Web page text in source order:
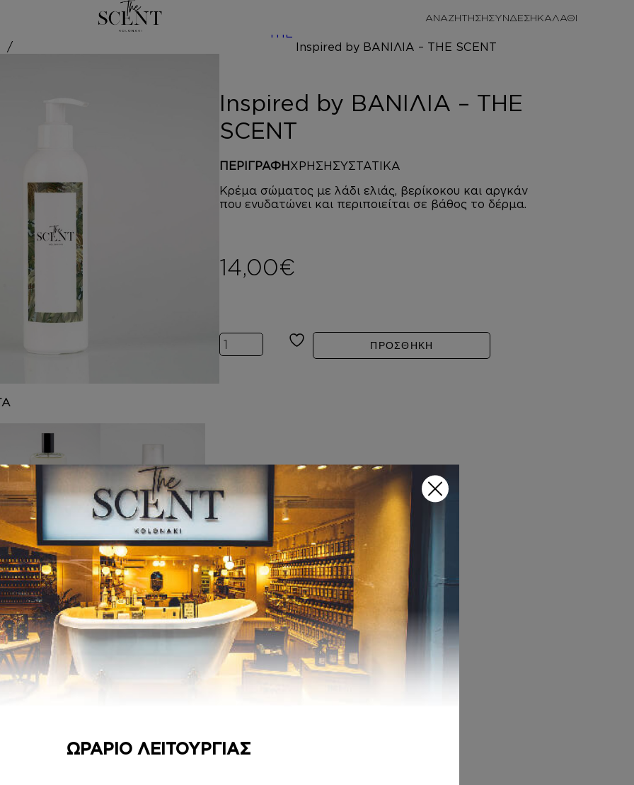
ΑΝΑΖΗΤΗΣΗΣΥΝΔΕΣΗ
ΚΡΕΜΑ ΣΩΜΑΤΟΣ ΜΕ argan
THE
– THE SCENT
Inspired by ΒΑΝΙΛΙΑ – THE
SCENT
ΠΕΡΙΓΡΑΦΗ ΧΡΗΣΗ ΣΥΣΤΑΤΙΚΑ
Κρέμα σώματος με λάδι ελιάς, βερίκοκου και αργκάν
που ενυδατώνει και περιποιείται σε βάθος το δέρμα.
14,00€
Inspired by ΒΑΝΙΛΙΑ - THE SCENT ποσότητα
ΠΡΟΣΘΗΚΗ
SCENT
by
€ –
€Price range: 8,00€ through 20,00€
HAND CREAM
Inspired by
ΒΑΝΙΛΙΑ – THE
SCENT ΚΡΕΜΑ
ΧΕΡΙΩΝ
7,50€
ΩΡΑΡΙΟ ΛΕΙΤΟΥΡΓΙΑΣ